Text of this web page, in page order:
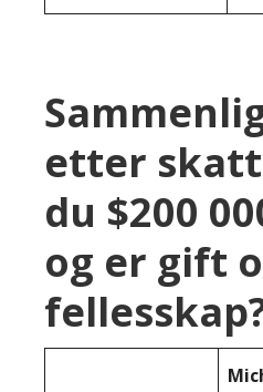
etter
du $200
og er gift